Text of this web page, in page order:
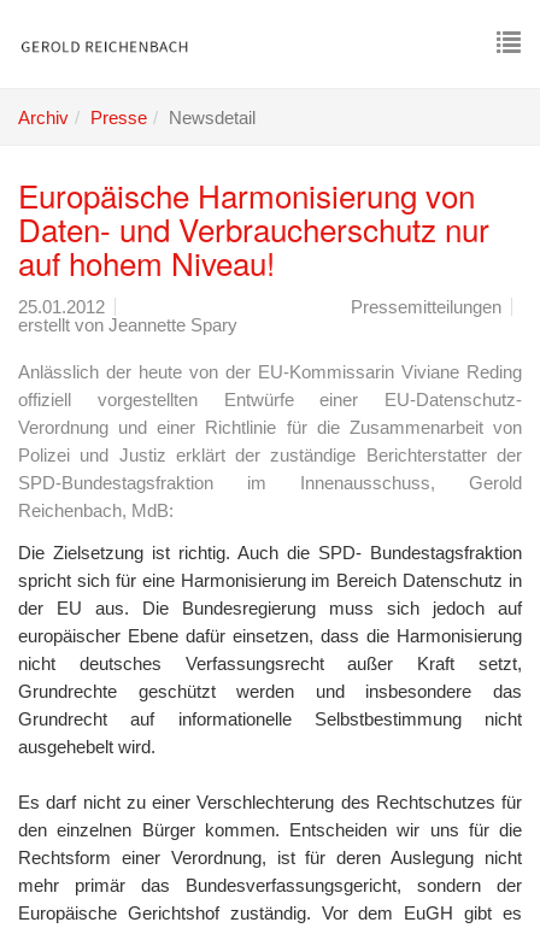
Archiv Presse Newsdetail
Europäische Harmonisierung von
Daten- und Verbraucherschutz nur
auf hohem Niveau!
25.01.2012
Pressemitteilungen
erstellt von Jeannette Spary
Anlässlich der heute von der EU-Kommissarin Viviane Reding
offiziell vorgestellten Entwürfe einer EU-Datenschutz-
Verordnung und einer Richtlinie für die Zusammenarbeit von
Polizei und Justiz erklärt der zuständige Berichterstatter der
SPD-Bundestagsfraktion im Innenausschuss, Gerold
Reichenbach, MdB:
Die Zielsetzung ist richtig. Auch die SPD- Bundestagsfraktion
spricht sich für eine Harmonisierung im Bereich Datenschutz in
der EU aus. Die Bundesregierung muss sich jedoch auf
europäischer Ebene dafür einsetzen, dass die Harmonisierung
nicht deutsches Verfassungsrecht außer Kraft setzt,
Grundrechte geschützt werden und insbesondere das
Grundrecht auf informationelle Selbstbestimmung nicht
ausgehebelt wird.
Es darf nicht zu einer Verschlechterung des Rechtschutzes für
den einzelnen Bürger kommen. Entscheiden wir uns für die
Rechtsform einer Verordnung, ist für deren Auslegung nicht
mehr primär das Bundesverfassungsgericht, sondern der
Europäische Gerichtshof zuständig. Vor dem EuGH gibt es